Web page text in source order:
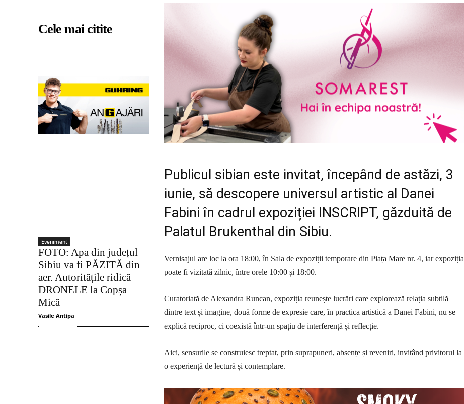
Cele mai citite
Eveniment
FOTO: Apa din județul
Sibiu va fi PĂZITĂ din
aer. Autoritățile ridică
DRONELE la Copșa
Mică
Vasile Antipa
Publicul sibian este invitat, începând de astăzi, 3
iunie, să descopere universul artistic al Danei
Fabini în cadrul expoziției INSCRIPT, găzduită de
Palatul Brukenthal din Sibiu.
Vernisajul are loc la ora 18:00, în Sala de expoziții temporare din Piața Mare nr. 4, iar expoziția
poate fi vizitată zilnic, între orele 10:00 și 18:00.
Curatoriată de Alexandra Runcan, expoziția reunește lucrări care explorează relația subtilă
dintre text și imagine, două forme de expresie care, în practica artistică a Danei Fabini, nu se
explică reciproc, ci coexistă într-un spațiu de interferență și reflecție.
Aici, sensurile se construiesc treptat, prin suprapuneri, absențe și reveniri, invitând privitorul la
o experiență de lectură și contemplare.